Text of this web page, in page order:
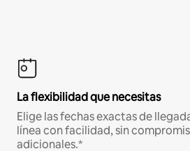
La flexibilidad que necesitas
Elige las fechas exactas de
línea con facilidad, sin
adicionales.*